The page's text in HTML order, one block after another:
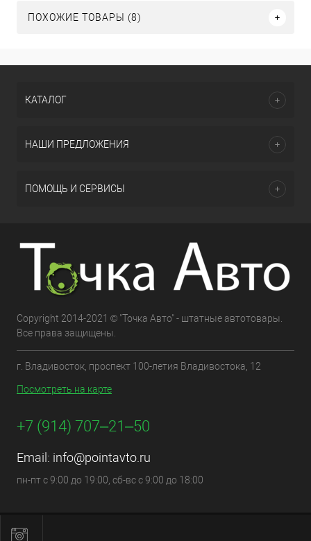
ПОХОЖИЕ ТОВАРЫ (8)
КАТАЛОГ
НАШИ ПРЕДЛОЖЕНИЯ
ПОМОЩЬ И СЕРВИСЫ
Copyright 2014-2021 © "Точка Авто" - штатные автотовары.
Все права защищены.
г. Владивосток, проспект 100-летия Владивостока, 12
Посмотреть на карте
+7 (914) 707‒21‒50
Email: info@pointavto.ru
пн-пт с 9:00 до 19:00, сб-вс с 9:00 до 18:00